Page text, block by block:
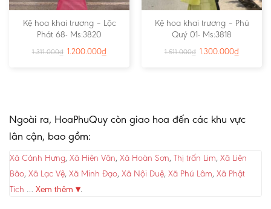
Kệ hoa khai trương – Lộc
Phát 68- Ms:3820
1.311.000₫ 1.200.000₫
Kệ hoa khai trương – Phú
Quý 01- Ms:3818
1.511.000₫ 1.300.000₫
Ngoài ra, HoaPhuQuy còn giao hoa đến các khu vực
lân cận, bao gồm:
Xã Cảnh Hưng, Xã Hiên Vân, Xã Hoàn Sơn, Thị trấn Lim, Xã Liên
Bão, Xã Lạc Vệ, Xã Minh Đạo, Xã Nội Duệ, Xã Phú Lâm, Xã Phật
Tích … Xem thêm ▾.